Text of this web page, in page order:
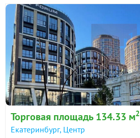
Торговая площадь 134.33 м2
Екатеринбург, Центр